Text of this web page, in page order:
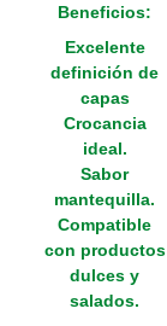
Beneficios:
Excelente
definición de
capas
Crocancia
ideal.
Sabor
mantequilla.
Compatible
con productos
dulces y
salados.